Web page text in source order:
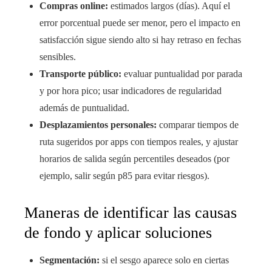
Compras online: estimados largos (días). Aquí el
error porcentual puede ser menor, pero el impacto en
satisfacción sigue siendo alto si hay retraso en fechas
sensibles.
Transporte público: evaluar puntualidad por parada
y por hora pico; usar indicadores de regularidad
además de puntualidad.
Desplazamientos personales: comparar tiempos de
ruta sugeridos por apps con tiempos reales, y ajustar
horarios de salida según percentiles deseados (por
ejemplo, salir según p85 para evitar riesgos).
Maneras de identificar las causas
de fondo y aplicar soluciones
Segmentación: si el sesgo aparece solo en ciertas